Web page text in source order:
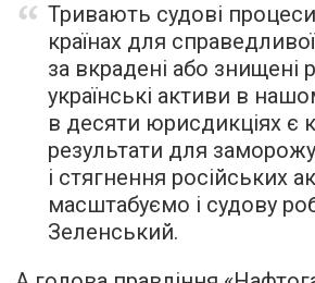
Тривають судові
країнах для
за вкрадені або знищені
українські активи в
в десяти юрисдикціях є
результати для
і стягнення російських
масштабуємо і судову
Зеленський.